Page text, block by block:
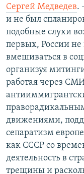
Сергей Медведев.
и не был
подобные слухи
первых, России
вмешиваться в
организуя
работая через
движениями,
сепаратизм
как СССР со
деятельность в
трещины и